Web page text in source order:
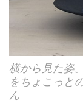
横から見た姿
をちょこっと
ん